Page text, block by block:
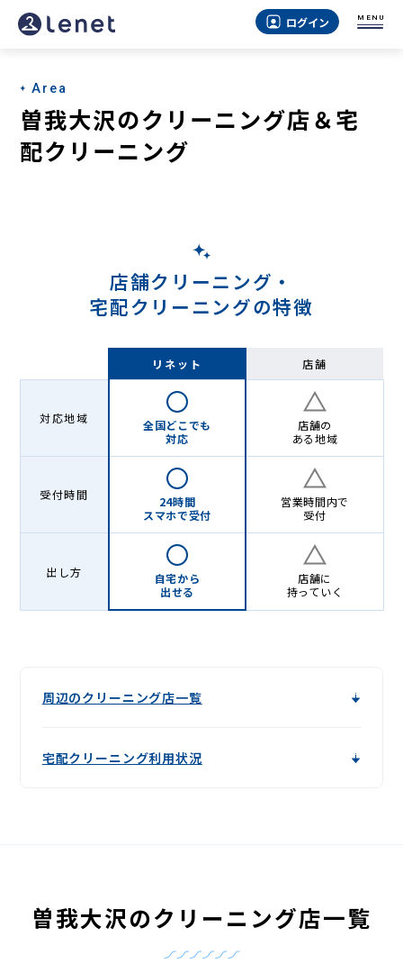
曽
大
沢
の
ン
ッ
ト〉
ログイン MENU
Area
曽我大沢のクリーニング店＆宅
配クリーニング
店舗クリーニング・
宅配クリーニングの特徴
リネット 店舗
対応地域
全国どこでも
対応
店舗の
ある地域
受付時間
24時間
スマホで受付
営業時間内で
受付
出し方
自宅から
出せる
店舗に
持っていく
周辺のクリーニング店一覧
宅配クリーニング利用状況
曽我大沢のクリーニング店一覧